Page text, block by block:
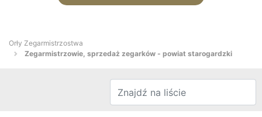
Orły Zegarmistrzostwa
Zegarmistrzowie, sprzedaż zegarków - powiat starogardzki